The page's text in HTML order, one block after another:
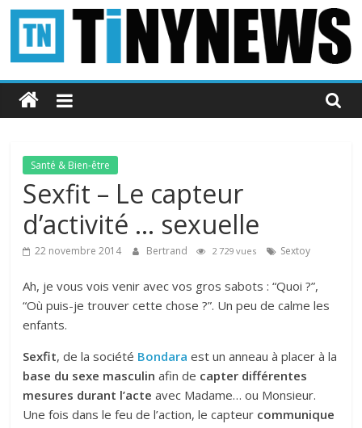
Passer
contenu
Tinynews
Le
belge
connecté
Santé & Bien-être
Sexfit – Le capteur
d’activité … sexuelle
22 novembre 2014 Bertrand 2 729 vues Sextoy
Ah, je vous vois venir avec vos gros sabots : “Quoi ?”,
“Où puis-je trouver cette chose ?”. Un peu de calme les
enfants.
Sexfit, de la société Bondara est un anneau à placer à la
base du sexe masculin afin de capter différentes
mesures durant l’acte avec Madame… ou Monsieur.
Une fois dans le feu de l’action, le capteur communique